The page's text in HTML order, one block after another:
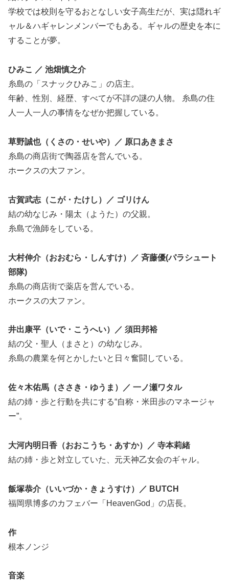
学校では校則を守るおとなしい女子高生だが、実は隠れギ
ャル＆ハギャレンメンバーでもある。ギャルの歴史を本に
することが夢。
ひみこ ／ 池畑慎之介
糸島の「スナックひみこ」の店主。
年齢、性別、経歴、すべてが不詳の謎の人物。 糸島の住
人一人一人の事情をなぜか把握している。
草野誠也（くさの・せいや）／ 原口あきまさ
糸島の商店街で陶器店を営んでいる。
ホークスの大ファン。
古賀武志（こが・たけし）／ ゴリけん
結の幼なじみ・陽太（ようた）の父親。
糸島で漁師をしている。
大村伸介（おおむら・しんすけ）／ 斉藤優(パラシュート
部隊)
糸島の商店街で薬店を営んでいる。
ホークスの大ファン。
井出康平（いで・こうへい）／ 須田邦裕
結の父・聖人（まさと）の幼なじみ。
糸島の農業を何とかしたいと日々奮闘している。
佐々木佑馬（ささき・ゆうま）／ 一ノ瀬ワタル
結の姉・歩と行動を共にする“自称・米田歩のマネージャ
ー”。
大河内明日香（おおこうち・あすか）／ 寺本莉緒
結の姉・歩と対立していた、元天神乙女会のギャル。
飯塚恭介（いいづか・きょうすけ）／ BUTCH
福岡県博多のカフェバー「HeavenGod」の店長。
作
根本ノンジ
音楽